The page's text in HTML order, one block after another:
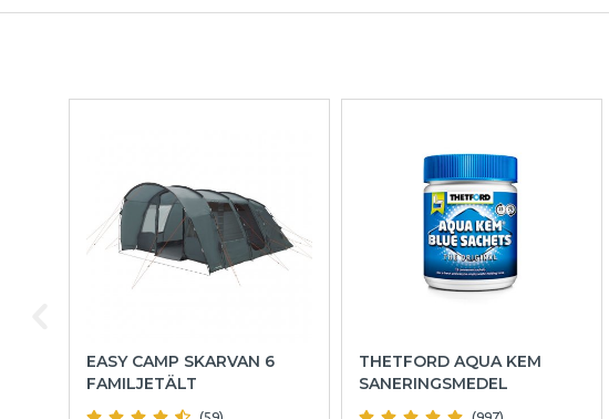
EASY CAMP SKARVAN 6
FAMILJETÄLT
THETFORD AQUA KEM
SANERINGSMEDEL